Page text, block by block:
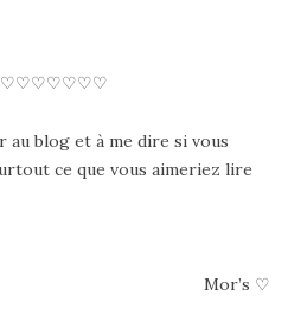
au blog et à me dire si vous
ce que vous aimeriez lire
Mor’s ♡